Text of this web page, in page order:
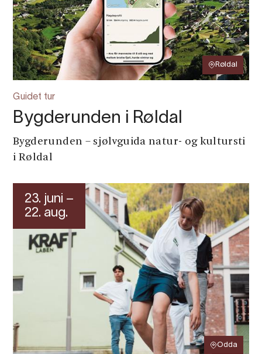
Røldal
Guidet tur
Bygderunden i Røldal
Bygderunden – sjølvguida natur- og kultursti
i Røldal
23. juni –
22. aug.
Odda